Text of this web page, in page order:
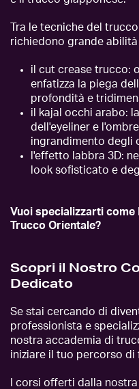
Tra le tecniche del
richiedono grande
il cut crease trucco:
enfatizza la piega
profondità e
il kajal occhi arabo:
dell'eyeliner e
ingrandimento degli
l'effetto labbra 3D:
look sofisticato e
Vuoi specializzarti come
Trucco Orientale?
Scopri il Nostro
Dedicato
Se stai cercando di
professionista e
nostra accademia di
iniziare il tuo percorso di
I corsi offerti dalla